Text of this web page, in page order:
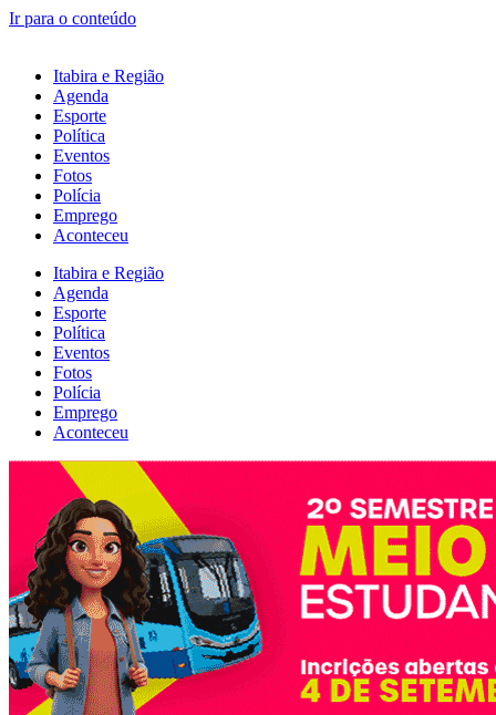
Ir para o conteúdo
Itabira e Região
Agenda
Esporte
Política
Eventos
Fotos
Polícia
Emprego
Aconteceu
Itabira e Região
Agenda
Esporte
Política
Eventos
Fotos
Polícia
Emprego
Aconteceu